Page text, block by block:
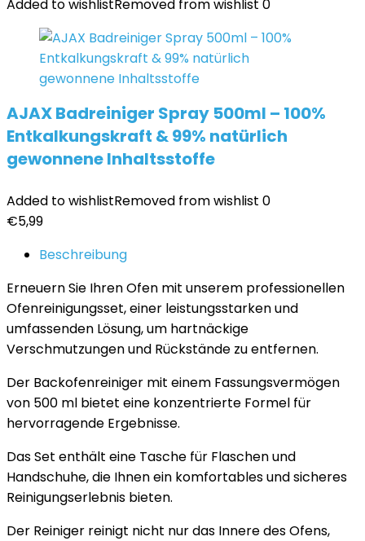
Added to wishlistRemoved from wishlist 0
AJAX Badreiniger Spray 500ml – 100%
Entkalkungskraft & 99% natürlich
gewonnene Inhaltsstoffe
Added to wishlistRemoved from wishlist 0
€5,99
Beschreibung
Erneuern Sie Ihren Ofen mit unserem professionellen
Ofenreinigungsset, einer leistungsstarken und
umfassenden Lösung, um hartnäckige
Verschmutzungen und Rückstände zu entfernen.
Der Backofenreiniger mit einem Fassungsvermögen
von 500 ml bietet eine konzentrierte Formel für
hervorragende Ergebnisse.
Das Set enthält eine Tasche für Flaschen und
Handschuhe, die Ihnen ein komfortables und sicheres
Reinigungserlebnis bieten.
Der Reiniger reinigt nicht nur das Innere des Ofens,